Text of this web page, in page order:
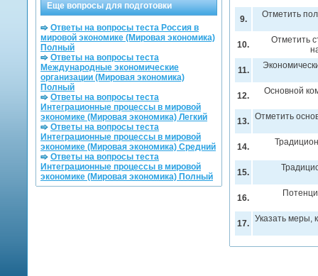
9. Отметить
10.
Отметить
11.
12. Основной
13. Отметить
14.
15.
16.
17. Указать меры,
Еще вопросы для подготовки
Ответы на вопросы теста Россия в
мировой экономике (Мировая экономика)
Полный
Ответы на вопросы теста
Международные экономические
организации (Мировая экономика)
Полный
Ответы на вопросы теста
Интеграционные процессы в мировой
экономике (Мировая экономика) Легкий
Ответы на вопросы теста
Интеграционные процессы в мировой
экономике (Мировая экономика) Средний
Ответы на вопросы теста
Интеграционные процессы в мировой
экономике (Мировая экономика) Полный